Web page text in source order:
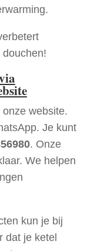
website.
Je kunt
. Onze
We helpen
kun je bij
dat je ketel